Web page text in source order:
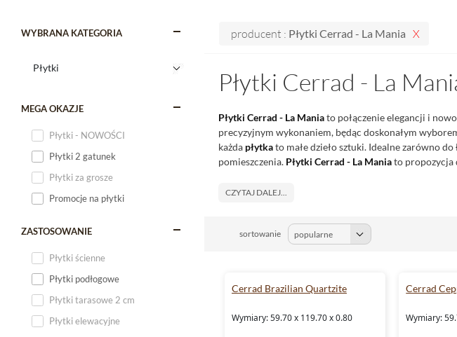
WYBRANA KATEGORIA
MEGA OKAZJE
Płytki - NOWOŚCI
Płytki 2 gatunek
Płytki za grosze
Promocje na płytki
ZASTOSOWANIE
Płytki ścienne
Płytki podłogowe
Płytki tarasowe 2 cm
Płytki elewacyjne
producent : Płytki Cerrad - La Mania
Płytki Cerrad - La
Płytki Cerrad - La Maniato połączenie elegancji i
precyzyjnym wykonaniem, będąc doskonałym
każda płytkato małe dzieło sztuki. Idealne zarówno do
pomieszczenia. Płytki Cerrad - La Maniato propozycja
CZYTAJ DALEJ...
sortowanie
Cerrad Brazilian Quartzite
Wymiary: 59.70 x 119.70 x 0.80
Cerrad
Wymiary: